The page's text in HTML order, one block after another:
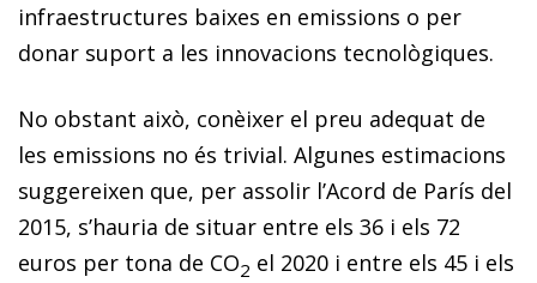
infraestructures baixes en emissions o per
donar suport a les innovacions tecnològiques.
No obstant això, conèixer el preu adequat de
les emissions no és trivial. Algunes estimacions
suggereixen que, per assolir l’Acord de París del
2015, s’hauria de situar entre els 36 i els 72
euros per tona de CO2 el 2020 i entre els 45 i els